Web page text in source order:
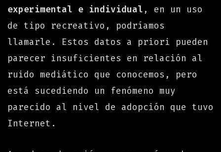
experimental e individual , en un uso
de tipo recreativo, podríamos
llamarle. Estos datos a priori pueden
parecer insuficientes en relación al
ruido mediático que conocemos, pero
está sucediendo un fenómeno muy
parecido al nivel de adopción que tuvo
Internet.